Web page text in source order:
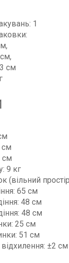
1
см
см
см
9 кг
(вільний
65 см
48 см
48 см
25 см
51 см
±2 см